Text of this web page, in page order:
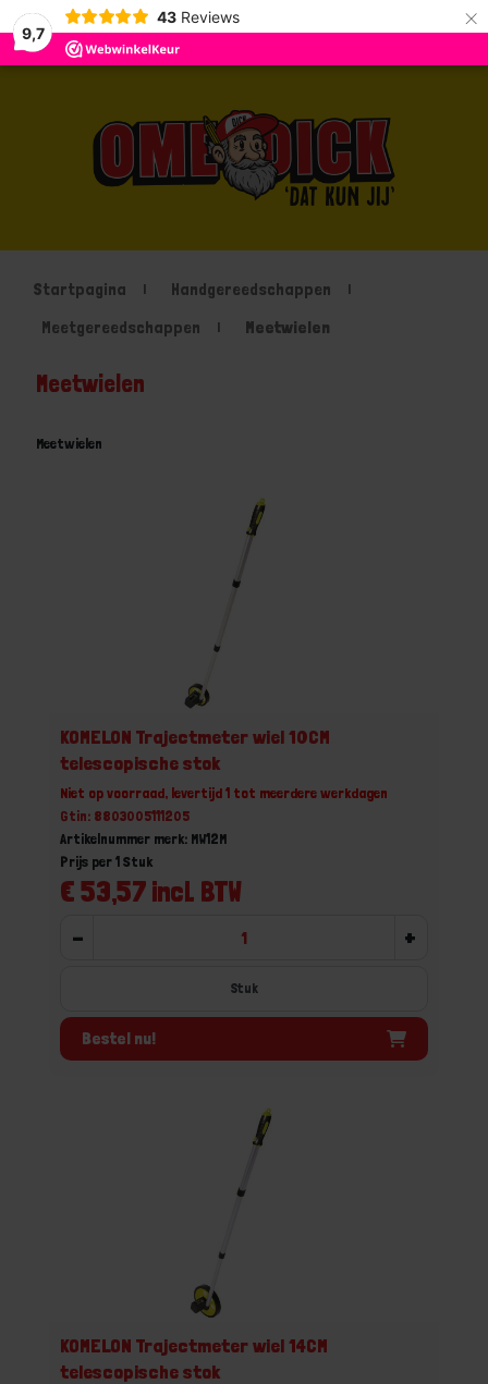
9,7
43 Reviews ×
Startpagina
Handgereedschappen
Meetgereedschappen
Meetwielen
Meetwielen
Meetwielen
KOMELON Trajectmeter wiel 10CM
telescopische stok
Niet op voorraad, levertijd 1 tot meerdere werkdagen
Gtin: 8803005111205
Artikelnummer merk: MW12M
€ 53,57 incl. BTW
Prijs per 1 Stuk
- +
Stuk
Bestel nu!
KOMELON Trajectmeter wiel 14CM
telescopische stok